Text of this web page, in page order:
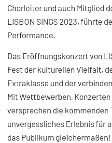
Chorleiter und auch Mitglied
LISBON SINGS 2023, führte
Performance.
Das Eröffnungskonzert von
Fest der kulturellen Vielfalt,
Extraklasse und der
Mit Wettbewerben,
versprechen die kommenden
unvergessliches Erlebnis für
das Publikum gleichermaßen!